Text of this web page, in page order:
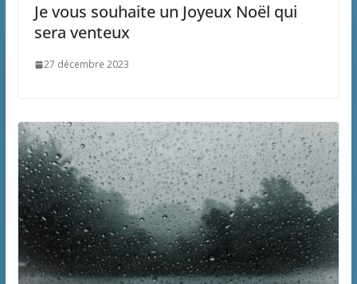
Je vous souhaite un Joyeux Noël qui
sera venteux
27 décembre 2023